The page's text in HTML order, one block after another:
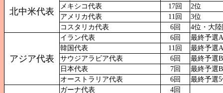
北中米代表
メキシコ代表
17回
2位
アメリカ代表
11回
3位
コスタリカ代表
6回 4位・大
アジア代表
イラン代表 6回
最終予選
韓国代表
11回
最終予選
サウジアラビア代表
6回
最終予選
日本代表
7回
最終予選
オーストラリア代表
6回
最終予選
ガーナ代表
4回